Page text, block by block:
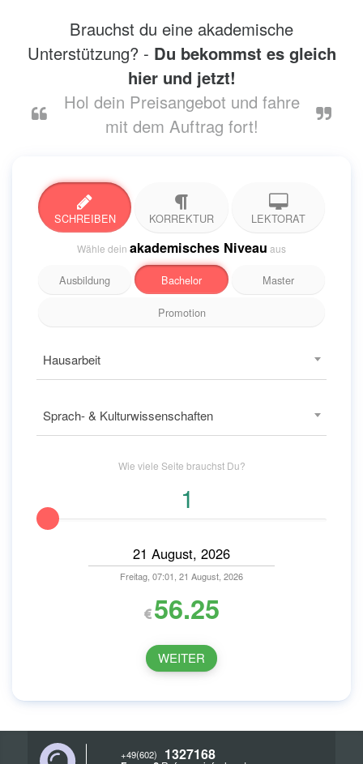
Brauchst du eine akademische
Unterstützung? - Du bekommst es gleich
hier und jetzt!
Hol dein Preisangebot und fahre
mit dem Auftrag fort!
SCHREIBEN KORREKTUR LEKTORAT
Wähle dein akademisches Niveau aus
Ausbildung Bachelor Master
Promotion
Hausarbeit
Sprach- & Kulturwissenschaften
Wie viele Seite brauchst Du?
56.25
Freitag, 07:01, 21 August, 2026
WEITER
+49(602) 1327168